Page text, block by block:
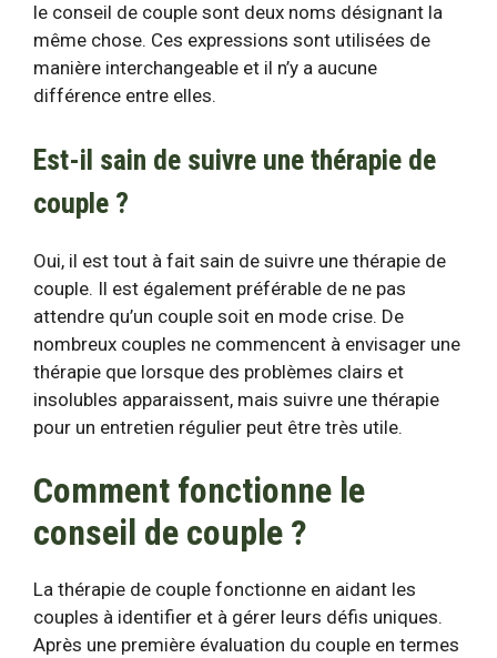
le conseil de couple sont deux noms désignant la
même chose. Ces expressions sont utilisées de
manière interchangeable et il n’y a aucune
différence entre elles.
Est-il sain de suivre une thérapie de
couple ?
Oui, il est tout à fait sain de suivre une thérapie de
couple. Il est également préférable de ne pas
attendre qu’un couple soit en mode crise. De
nombreux couples ne commencent à envisager une
thérapie que lorsque des problèmes clairs et
insolubles apparaissent, mais suivre une thérapie
pour un entretien régulier peut être très utile.
Comment fonctionne le
conseil de couple ?
La thérapie de couple fonctionne en aidant les
couples à identifier et à gérer leurs défis uniques.
Après une première évaluation du couple en termes